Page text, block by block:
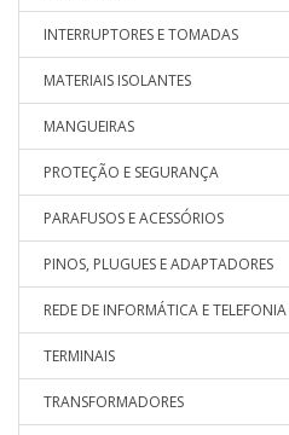
INTERRUPTORES E TOMADAS
MATERIAIS ISOLANTES
MANGUEIRAS
PROTEÇÃO E SEGURANÇA
PARAFUSOS E ACESSÓRIOS
PINOS, PLUGUES E ADAPTADORES
REDE DE INFORMÁTICA E TELEFONIA
TERMINAIS
TRANSFORMADORES